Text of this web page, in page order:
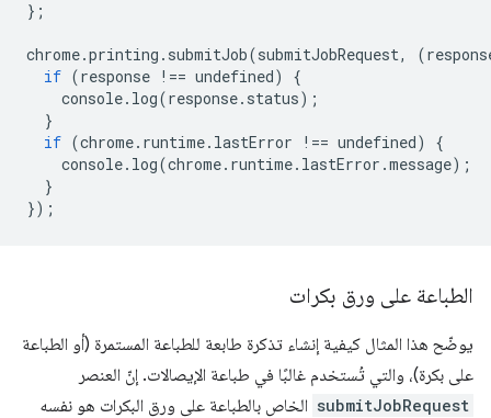
};
chrome.printing . submitJob(submitJobRequest, (
if (response !== undefined)
{
console. log(response. status);
}
if (chrome. runtime. lastError !== undefined)
{
console. log(chrome. runtime. lastError .message);
}
});
الطباعة على ورق بكرات
يوضّح هذا المثال كيفية إنشاء تذكرة طابعة للطباعة المستمرة (أو الطباعة
على بكرة)، والتي تُستخدم غالبًا في طباعة الإيصالات. إنّ العنصر
submitJobRequest الخاص بالطباعة على ورق البكرات هو نفسه